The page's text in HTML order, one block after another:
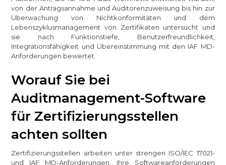
von der Antragsannahme und Auditorenzuweisung bis hin zur
Überwachung von Nichtkonformitäten und dem
Lebenszyklusmanagement von Zertifikaten untersucht und
sie nach Funktionstiefe, Benutzerfreundlichkeit,
Integrationsfähigkeit und Übereinstimmung mit den IAF MD-
Anforderungen bewertet.
Worauf Sie bei
Auditmanagement-Software
für Zertifizierungsstellen
achten sollten
Zertifizierungsstellen arbeiten unter strengen ISO/IEC 17021-
und IAF MD-Anforderungen. Ihre Softwareanforderungen